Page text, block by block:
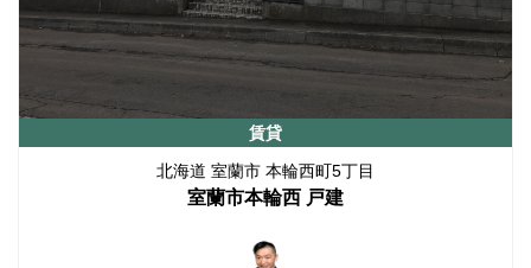
賃貸
北海道 室蘭市 本輪西町5丁目
室蘭市本輪西 戸建